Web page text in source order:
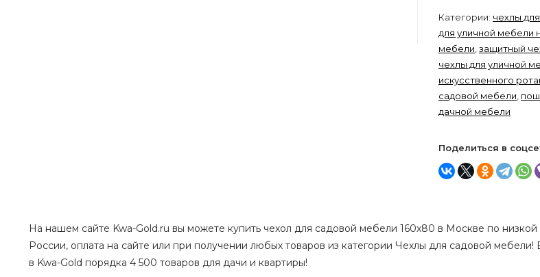
Категории: чехлы
для уличной мебели
мебели защитный
чехлы для уличной
искусственного
садовой мебели
дачной мебели
Поделиться в
На нашем сайте Kwa-Gold.ru вы можете купить чехол для садовой мебели 160х80 в Москве по
России, оплата на сайте или при получении любых товаров из категории Чехлы для садовой
в Kwa-Gold порядка 4 500 товаров для дачи и квартиры!